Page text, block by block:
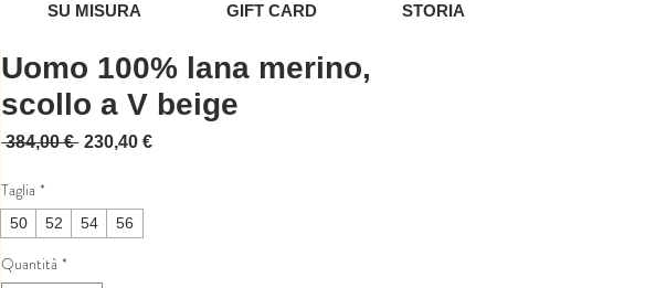
SU MISURA GIFT CARD STORIA
Uomo 100% lana merino,
scollo a V beige
384,00 € Prezzo regolare
230,40 €Prezzo scontato
Taglia *
50 52 54 56
Quantità *